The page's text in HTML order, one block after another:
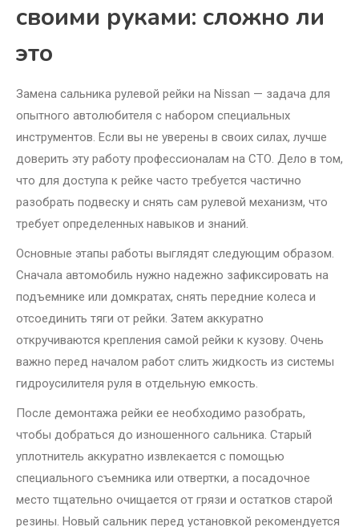
своими руками: сложно ли
это
Замена сальника рулевой рейки на Nissan — задача для
опытного автолюбителя с набором специальных
инструментов. Если вы не уверены в своих силах, лучше
доверить эту работу профессионалам на СТО. Дело в том,
что для доступа к рейке часто требуется частично
разобрать подвеску и снять сам рулевой механизм, что
требует определенных навыков и знаний.
Основные этапы работы выглядят следующим образом.
Сначала автомобиль нужно надежно зафиксировать на
подъемнике или домкратах, снять передние колеса и
отсоединить тяги от рейки. Затем аккуратно
откручиваются крепления самой рейки к кузову. Очень
важно перед началом работ слить жидкость из системы
гидроусилителя руля в отдельную емкость.
После демонтажа рейки ее необходимо разобрать,
чтобы добраться до изношенного сальника. Старый
уплотнитель аккуратно извлекается с помощью
специального съемника или отвертки, а посадочное
место тщательно очищается от грязи и остатков старой
резины. Новый сальник перед установкой рекомендуется